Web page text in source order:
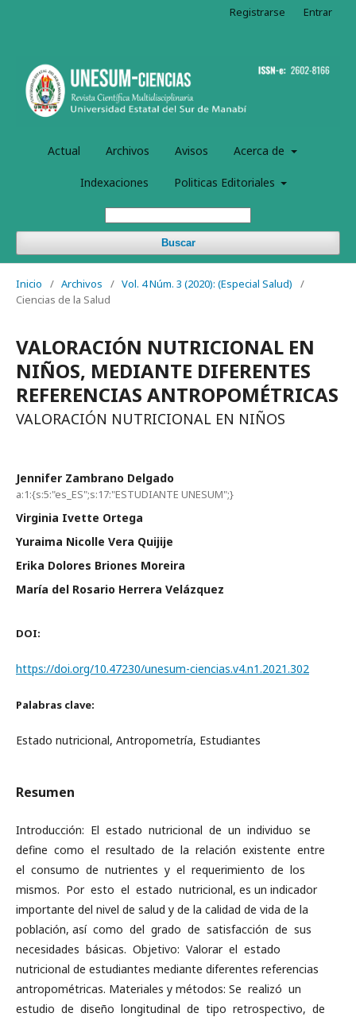
Actual Archivos Avisos Acerca de
Indexaciones Politicas Editoriales
Buscar
Registrarse Entrar
Inicio / Archivos / Vol. 4 Núm. 3 (2020): (Especial Salud)
/
Ciencias de la Salud
VALORACIÓN NUTRICIONAL EN
NIÑOS, MEDIANTE DIFERENTES
REFERENCIAS ANTROPOMÉTRICAS
VALORACIÓN NUTRICIONAL EN NIÑOS
Jennifer Zambrano Delgado
a:1:{s:5:"es_ES";s:17:"ESTUDIANTE UNESUM";}
Virginia Ivette Ortega
Yuraima Nicolle Vera Quijije
Erika Dolores Briones Moreira
María del Rosario Herrera Velázquez
DOI:
https://doi.org/10.47230/unesum-ciencias.v4.n1.2021.302
Palabras clave:
Estado nutricional, Antropometría, Estudiantes
Resumen
Introducción: El estado nutricional de un individuo se
define como el resultado de la relación existente entre
el consumo de nutrientes y el requerimiento de los
mismos. Por esto el estado nutricional, es un indicador
importante del nivel de salud y de la calidad de vida de la
población, así como del grado de satisfacción de sus
necesidades básicas. Objetivo: Valorar el estado
nutricional de estudiantes mediante diferentes referencias
antropométricas. Materiales y métodos: Se realizó un
estudio de diseño longitudinal de tipo retrospectivo, de